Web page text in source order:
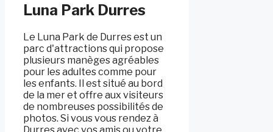
Luna Park Durres
Le Luna Park de Durres est un
parc d'attractions qui propose
plusieurs manèges agréables
pour les adultes comme pour
les enfants. Il est situé au bord
de la mer et offre aux visiteurs
de nombreuses possibilités de
photos. Si vous vous rendez à